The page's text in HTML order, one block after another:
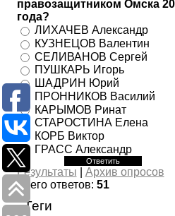
правозащитником Омска
года?
ЛИХАЧЕВ Александр
КУЗНЕЦОВ Валентин
СЕЛИВАНОВ Сергей
ПУШКАРЬ Игорь
ШАДРИН Юрий
ПРОННИКОВ Василий
КАРЫМОВ Ринат
СТАРОСТИНА Елена
КОРБ Виктор
ГРАСС Александр
Результаты
Архив опросов
Всего ответов: 51
Теги